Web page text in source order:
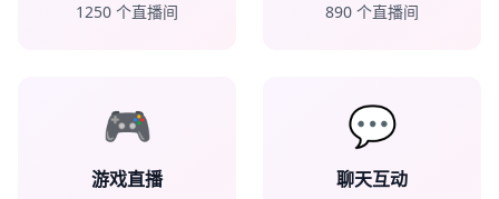
1250 个直播间 890 个直播间
🎮
游戏直播
💬
聊天互动